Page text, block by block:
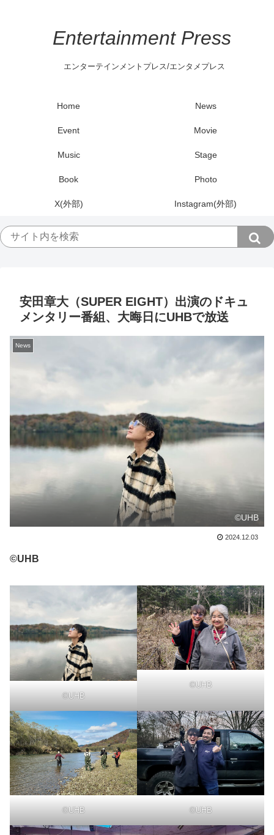
Entertainment Press
エンターテインメントプレス/エンタメプレス
Home News
Event Movie
Music Stage
Book Photo
X(外部) Instagram(外部)
安田章大（SUPER EIGHT）出演のドキュ
メンタリー番組、大晦日にUHBで放送
News
©UHB
2024.12.03
©UHB
©UHB
©UHB
©UHB ©UHB